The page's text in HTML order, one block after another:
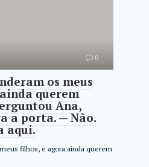
0
os meus
querem
Ana,
a porta. — Não.
aqui.
filhos, e agora ainda querem